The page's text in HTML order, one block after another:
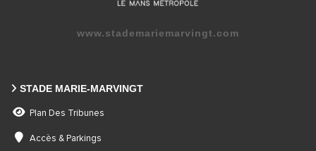
www.stademariemarvingt.com
STADE MARIE-MARVINGT
Plan Des Tribunes
Accès & Parkings